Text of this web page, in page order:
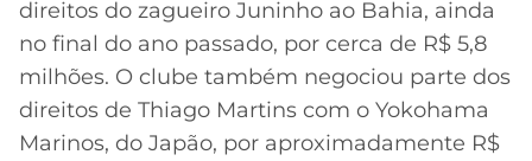
direitos do zagueiro Juninho ao Bahia, ainda
no final do ano passado, por cerca de R$ 5,8
milhões. O clube também negociou parte dos
direitos de Thiago Martins com o Yokohama
Marinos, do Japão, por aproximadamente R$